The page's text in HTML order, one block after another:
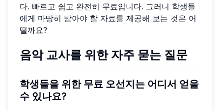
다. 빠르고 쉽고 완전히 무료입니다. 그러니 학생들
에게 마땅히 받아야 할 자료를 제공해 보는 것은 어
떨까요?
음악 교사를 위한 자주 묻는 질문
학생들을 위한 무료 오선지는 어디서 얻을
수 있나요?